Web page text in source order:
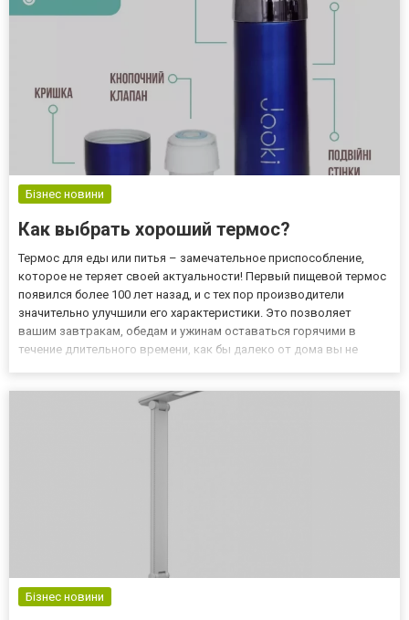
Бізнес новини
Как выбрать хороший термос?
Термос для еды или питья – замечательное приспособление,
которое не теряет своей актуальности! Первый пищевой термос
появился более 100 лет назад, и с тех пор производители
значительно улучшили его характеристики. Это позволяет
вашим завтракам, обедам и ужинам оставаться горячими в
течение длительного времени, как бы далеко от дома вы не
Бізнес новини